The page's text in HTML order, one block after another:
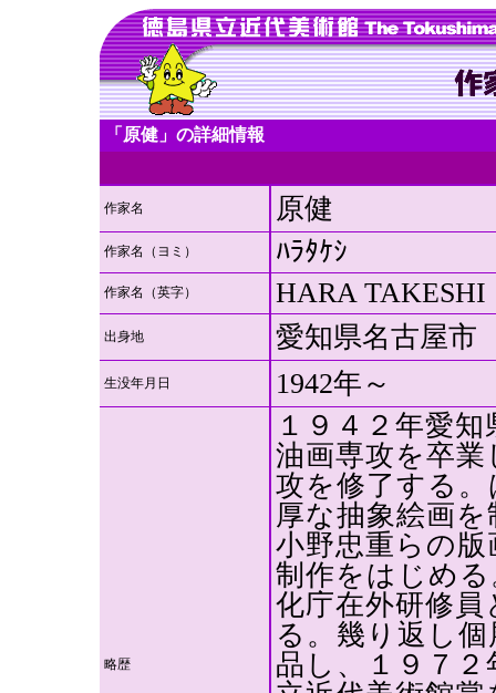
「原健」の詳細情報
作家名 原健
作家名（ヨミ） ﾊﾗﾀｹｼ
作家名（英字） HARA TAKESHI
出身地 愛知県名古屋市
生没年月日 1942年～
略歴
１９４２年愛
油画専攻を卒
攻を修了する
厚な抽象絵画
小野忠重らの
制作をはじめ
化庁在外研修
る。幾り返し
品し、１９７